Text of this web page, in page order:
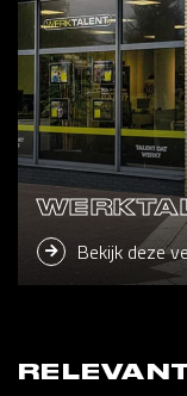
Bekijk deze